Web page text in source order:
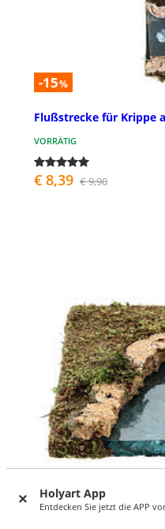
Holyart App
Entdecken Sie jetzt die APP
-15%
Flußstrecke für Krippe
VORRÄTIG
€ 8,39 € 9,90